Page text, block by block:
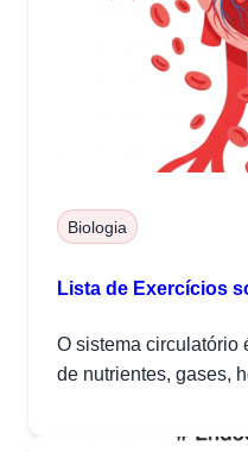
Biologia
Lista de Exercícios
O sistema circulatório
de nutrientes, gases,